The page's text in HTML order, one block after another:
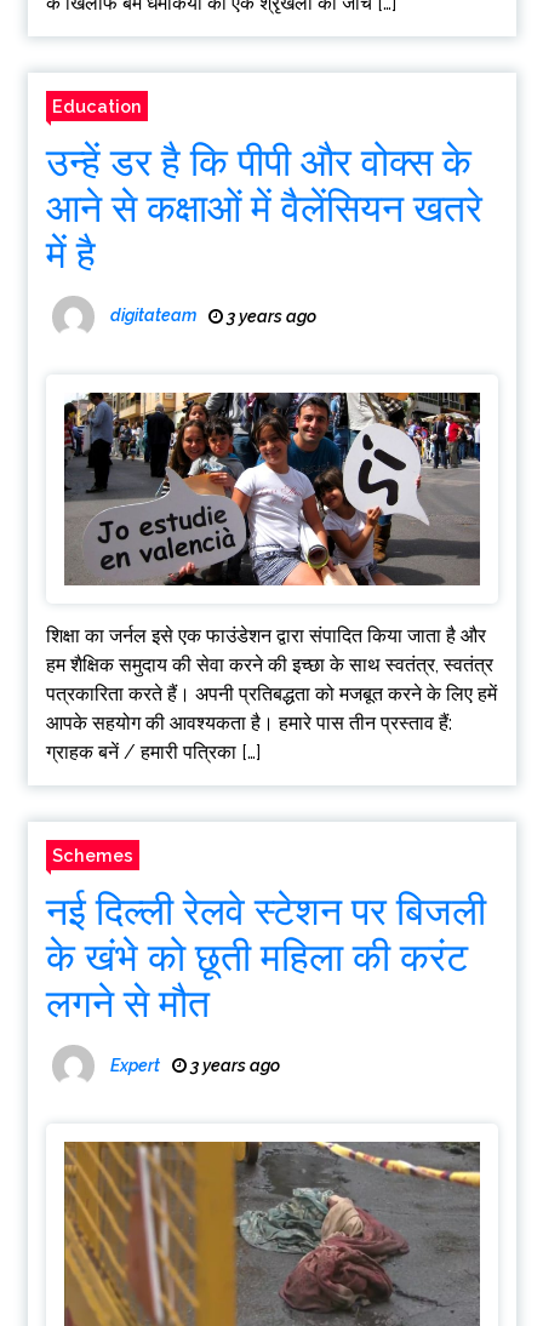
Education
उन्हें डर है कि पीपी और वोक्स के
आने से कक्षाओं में वैलेंसियन खतरे
में है
digitateam 3 years ago
शिक्षा का जर्नल इसे एक फाउंडेशन द्वारा संपादित किया जाता है और
हम शैक्षिक समुदाय की सेवा करने की इच्छा के साथ स्वतंत्र, स्वतंत्र
पत्रकारिता करते हैं। अपनी प्रतिबद्धता को मजबूत करने के लिए हमें
आपके सहयोग की आवश्यकता है। हमारे पास तीन प्रस्ताव हैं:
ग्राहक बनें / हमारी पत्रिका […]
Schemes
नई दिल्ली रेलवे स्टेशन पर बिजली
के खंभे को छूती महिला की करंट
लगने से मौत
Expert 3 years ago